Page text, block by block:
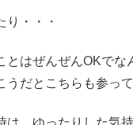
り・・・
とはぜんぜんOKでな
うだとこちらも参って